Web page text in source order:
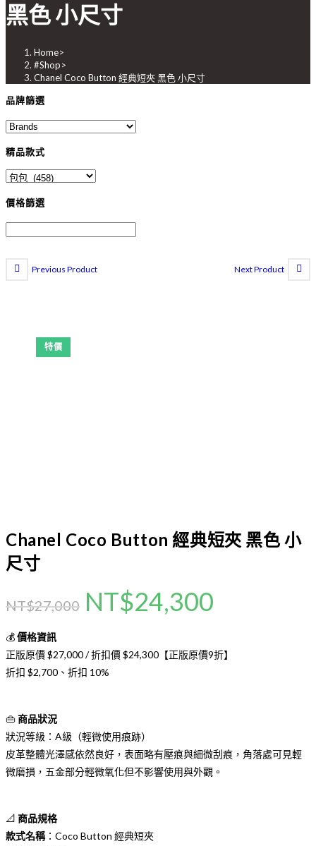
黑色 小尺寸
Home>
#Shop>
Chanel Coco Button 經典短夾 黑色 小尺寸
品牌篩選
精品款式
價格篩選
特價
Previous Product Next Product
Chanel Coco Button 經典短夾 黑色 小
尺寸
NT$27,000 NT$24,300
💰價格資訊
正版原價 $27,000 / 折扣價 $24,300【正版原價9折】
折扣 $2,700、折扣 10%
👜商品狀況
狀況等級：A級（輕微使用痕跡）
皮革整體光澤感依然良好，表面略有壓痕與細微刮痕，角落處可見輕
微磨損，五金部分輕微氧化但不影響使用與外觀。
📐 商品規格
款式名稱：Coco Button 經典短夾